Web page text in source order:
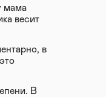
мама
весит
в
В